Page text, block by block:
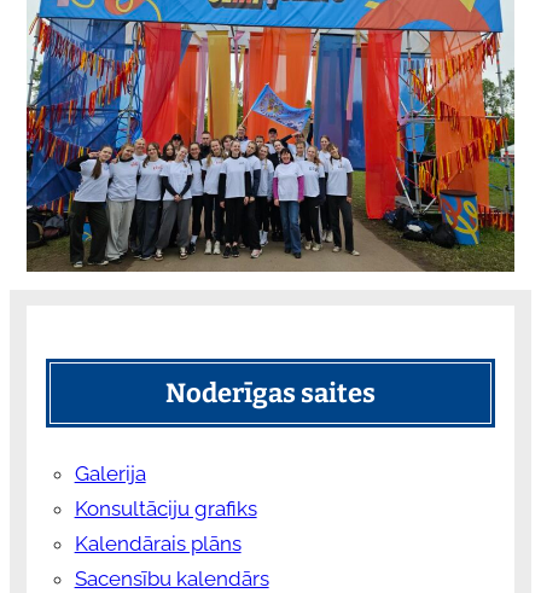
Noderīgas saites
Galerija
Konsultāciju grafiks
Kalendārais plāns
Sacensību kalendārs